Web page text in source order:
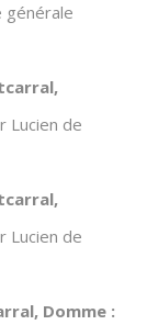
générale
Lucien de
Lucien de
Domme :